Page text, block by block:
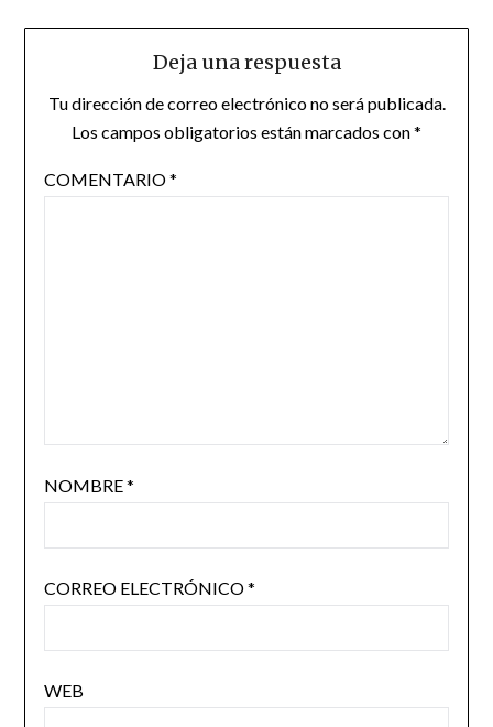
Deja una respuesta
Tu dirección de correo electrónico no será publicada.
Los campos obligatorios están marcados con*
COMENTARIO*
NOMBRE*
CORREO ELECTRÓNICO*
WEB